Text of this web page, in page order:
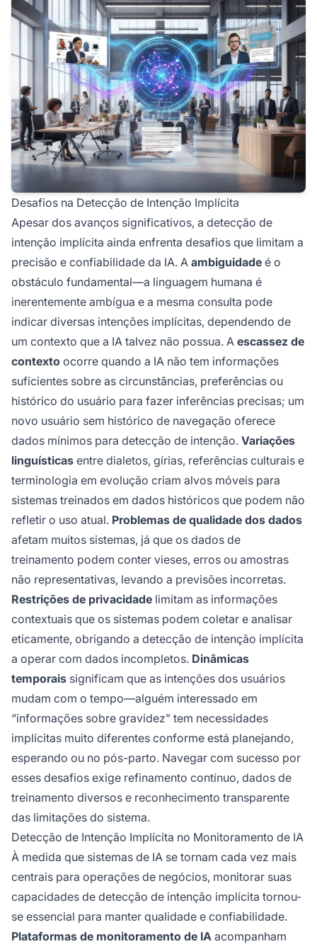
Desafios na Detecção de Intenção Implícita
Apesar dos avanços significativos, a detecção de
intenção implícita ainda enfrenta desafios que limitam a
precisão e confiabilidade da IA. A ambiguidade é o
obstáculo fundamental—a linguagem humana é
inerentemente ambígua e a mesma consulta pode
indicar diversas intenções implícitas, dependendo de
um contexto que a IA talvez não possua. A escassez de
contexto ocorre quando a IA não tem informações
suficientes sobre as circunstâncias, preferências ou
histórico do usuário para fazer inferências precisas; um
novo usuário sem histórico de navegação oferece
dados mínimos para detecção de intenção. Variações
linguísticas entre dialetos, gírias, referências culturais e
terminologia em evolução criam alvos móveis para
sistemas treinados em dados históricos que podem não
refletir o uso atual. Problemas de qualidade dos dados
afetam muitos sistemas, já que os dados de
treinamento podem conter vieses, erros ou amostras
não representativas, levando a previsões incorretas.
Restrições de privacidade limitam as informações
contextuais que os sistemas podem coletar e analisar
eticamente, obrigando a detecção de intenção implícita
a operar com dados incompletos. Dinâmicas
temporais significam que as intenções dos usuários
mudam com o tempo—alguém interessado em
“informações sobre gravidez” tem necessidades
implícitas muito diferentes conforme está planejando,
esperando ou no pós-parto. Navegar com sucesso por
esses desafios exige refinamento contínuo, dados de
treinamento diversos e reconhecimento transparente
das limitações do sistema.
Detecção de Intenção Implícita no Monitoramento de IA
À medida que sistemas de IA se tornam cada vez mais
centrais para operações de negócios, monitorar suas
capacidades de detecção de intenção implícita tornou-
se essencial para manter qualidade e confiabilidade.
Plataformas de monitoramento de IA acompanham